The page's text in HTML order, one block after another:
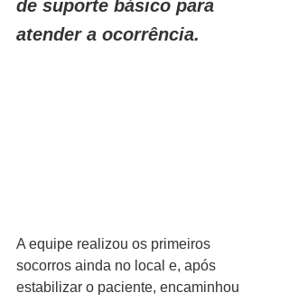
de suporte básico para
atender a ocorrência.
A equipe realizou os primeiros
socorros ainda no local e, após
estabilizar o paciente, encaminhou